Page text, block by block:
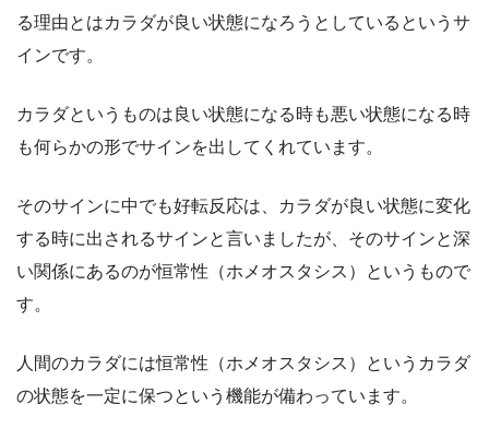
る理由とはカラダが良い状態になろうとしているというサ
インです。
カラダというものは良い状態になる時も悪い状態になる時
も何らかの形でサインを出してくれています。
そのサインに中でも好転反応は、カラダが良い状態に変化
する時に出されるサインと言いましたが、そのサインと深
い関係にあるのが恒常性（ホメオスタシス）というもので
す。
人間のカラダには恒常性（ホメオスタシス）というカラダ
の状態を一定に保つという機能が備わっています。